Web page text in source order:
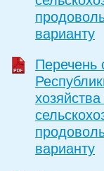
варианту
Перечень
варианту